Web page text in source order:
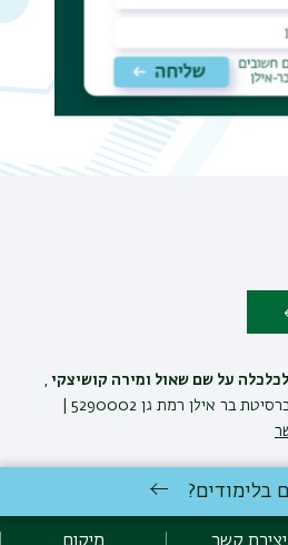
על שם שאול ומירה קושיצקי
קושיצקי שומרת לעצמה את הזכות
בלימודים?